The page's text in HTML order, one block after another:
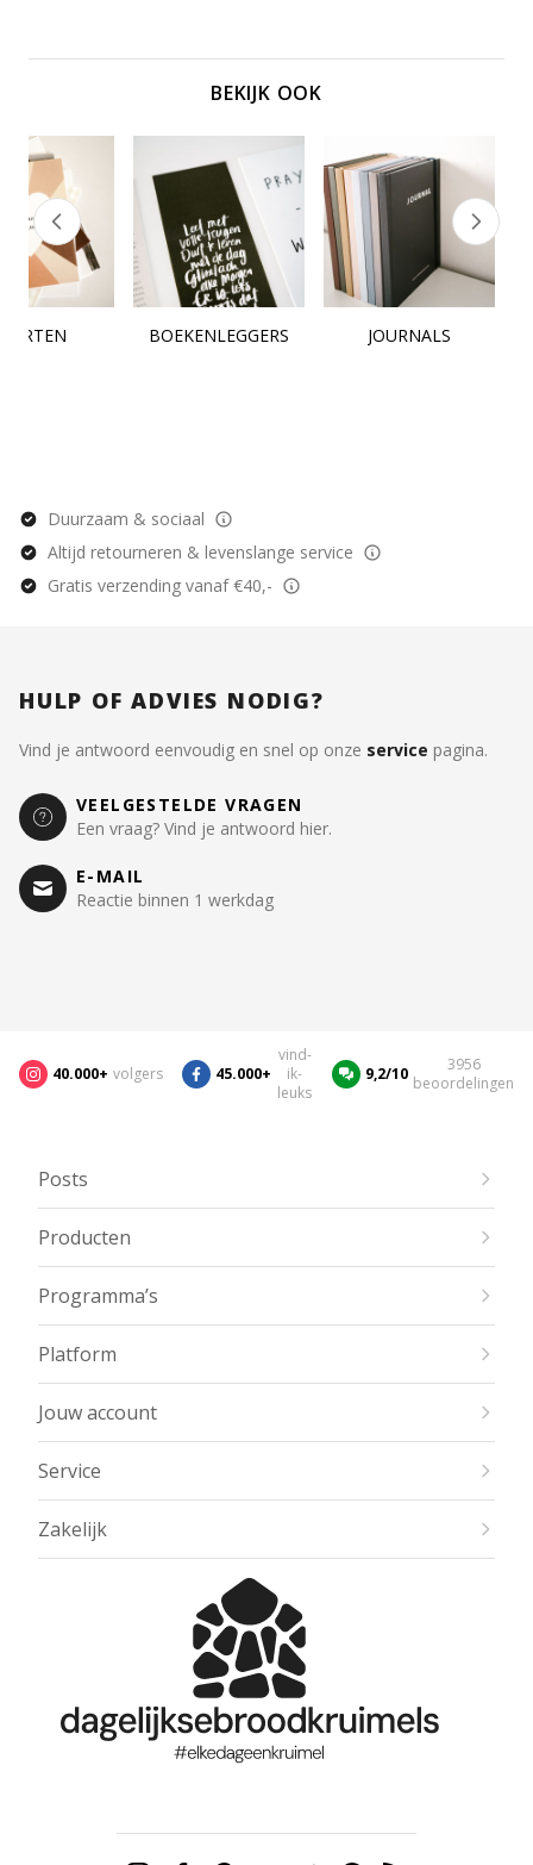
BEKIJK OOK
BOEKENLEGGERS JOURNALS
Duurzaam & sociaal
Altijd retourneren & levenslange service
Gratis verzending vanaf €40,-
HULP OF ADVIES NODIG?
Vind je antwoord eenvoudig en snel op onze service pagina.
VEELGESTELDE VRAGEN
Een vraag? Vind je antwoord hier.
E-MAIL
Reactie binnen 1 werkdag
40.000+ volgers 45.000+
vind-
ik-
leuks
9,2/10
3956
beoordelingen
Posts
Producten
Programma’s
Platform
Jouw account
Service
Zakelijk